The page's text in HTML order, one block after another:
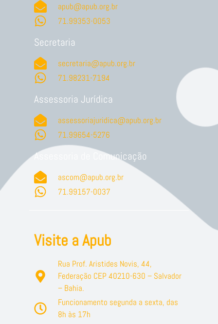
apub@apub.org.br
71.99353-0053
Secretaria
secretaria@apub.org.br
71.98231-7194
Assessoria Jurídica
assessoriajuridica@apub.org.br
71.99654-5276
Assessoria de Comunicação
ascom@apub.org.br
71.99157-0037
Visite a Apub
Rua Prof. Aristides Novis, 44,
Federação CEP 40210-630 – Salvador
– Bahia.
Funcionamento segunda a sexta, das
8h às 17h